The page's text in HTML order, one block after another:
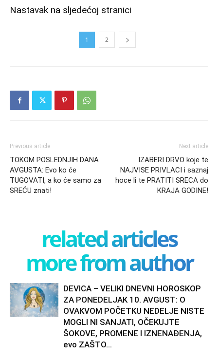
Nastavak na sljedećoj stranici
1 2
Previous article
TOKOM POSLEDNJIH DANA
AVGUSTA: Evo ko će
TUGOVATI, a ko će samo za
SREĆU znati!
Next article
IZABERI DRVO koje te
NAJVISE PRIVLACI i saznaj
hoce li te PRATITI SRECA do
KRAJA GODINE!
related articles
more from author
DEVICA – VELIKI DNEVNI HOROSKOP
ZA PONEDELJAK 10. AVGUST: O
OVAKVOM POČETKU NEDELJE NISTE
MOGLI NI SANJATI, OČEKUJTE
ŠOKOVE, PROMENE I IZNENAĐENJA,
evo ZAŠTO...